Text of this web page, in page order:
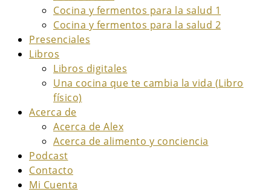
Cocina y fermentos para la salud 1
Cocina y fermentos para la salud 2
Presenciales
Libros
Libros digitales
Una cocina que te cambia la vida (Libro
físico)
Acerca de
Acerca de Alex
Acerca de alimento y conciencia
Podcast
Contacto
Mi Cuenta